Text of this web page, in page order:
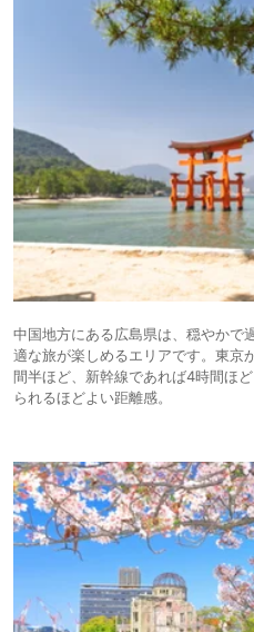
中国地方にある広島県は、穏やかで
適な旅が楽しめるエリアです。東京
間半ほど、新幹線であれば4時間ほ
られるほどよい距離感。